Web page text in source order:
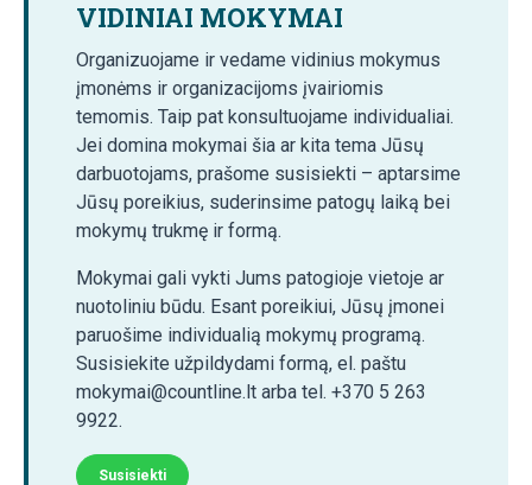
VIDINIAI MOKYMAI
Organizuojame ir vedame vidinius mokymus
įmonėms ir organizacijoms įvairiomis
temomis. Taip pat konsultuojame individualiai.
Jei domina mokymai šia ar kita tema Jūsų
darbuotojams, prašome susisiekti – aptarsime
Jūsų poreikius, suderinsime patogų laiką bei
mokymų trukmę ir formą.
Mokymai gali vykti Jums patogioje vietoje ar
nuotoliniu būdu. Esant poreikiui, Jūsų įmonei
paruošime individualią mokymų programą.
Susisiekite užpildydami formą, el. paštu
mokymai@countline.lt arba tel. +370 5 263
9922.
Susisiekti